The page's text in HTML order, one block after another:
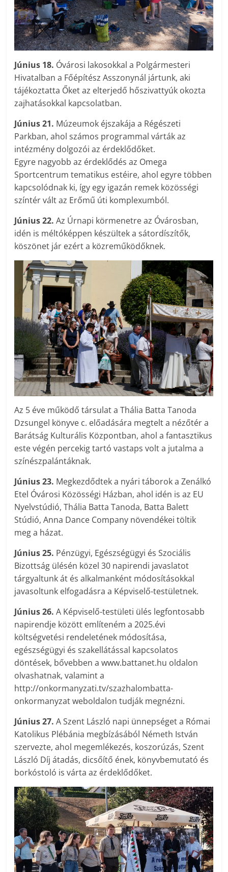
Június 18. Óvárosi lakosokkal a Polgármesteri
Hivatalban a Főépítész Asszonynál jártunk, aki
tájékoztatta Őket az elterjedő hőszivattyúk okozta
zajhatásokkal kapcsolatban.
Június 21. Múzeumok éjszakája a Régészeti
Parkban, ahol számos programmal várták az
intézmény dolgozói az érdeklődőket.
Egyre nagyobb az érdeklődés az Omega
Sportcentrum tematikus estéire, ahol egyre többen
kapcsolódnak ki, így egy igazán remek közösségi
színtér vált az Erőmű úti komplexumból.
Június 22.Az Úrnapi körmenetre az Óvárosban,
idén is méltóképpen készültek a sátordíszítők,
köszönet jár ezért a közreműködőknek.
Az 5 éve működő társulat a Thália Batta Tanoda
Dzsungel könyve c. előadására megtelt a nézőtér a
Barátság Kulturális Központban, ahol a fantasztikus
este végén percekig tartó vastaps volt a jutalma a
színészpalántáknak.
Június 23. Megkezdődtek a nyári táborok a Zenálkó
Etel Óvárosi Közösségi Házban, ahol idén is az EU
Nyelvstúdió, Thália Batta Tanoda, Batta Balett
Stúdió, Anna Dance Company növendékei töltik
meg a házat.
Június 25. Pénzügyi, Egészségügyi és Szociális
Bizottság ülésén közel 30 napirendi javaslatot
tárgyaltunk át és alkalmanként módosításokkal
javasoltunk elfogadásra a Képviselő-testületnek.
Június 26.A Képviselő-testületi ülés legfontosabb
napirendje között említeném a 2025.évi
költségvetési rendeletének módosítása,
egészségügyi és szakellátással kapcsolatos
döntések, bővebben a www.bat­tanet.hu oldalon
olvashatnak, valamint a
http://onkormanyzati.tv/szazhalom­bat­ta-
onkormanyzat weboldalon tudják megnézni.
Június 27.A Szent László napi ünnepséget a Római
Katolikus Plébánia megbízásából Németh István
szervezte, ahol megemlékezés, koszorúzás, Szent
László Díj átadás, dicsőítő ének, könyvbemutató és
borkóstoló is várta az érdeklődőket.